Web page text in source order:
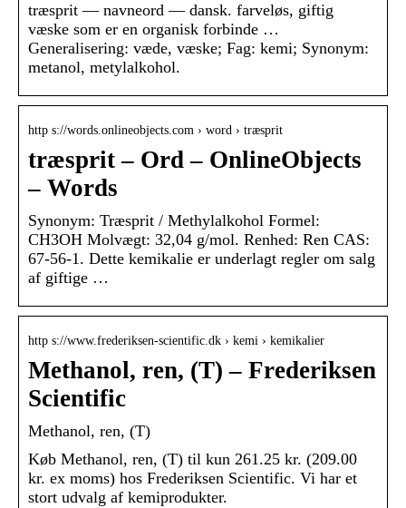
træsprit — navneord — dansk. farveløs, giftig
væske som er en organisk forbinde …
Generalisering: væde, væske; Fag: kemi; Synonym:
metanol, metylalkohol.
http s://words.onlineobjects.com › word › træsprit
træsprit – Ord – OnlineObjects
– Words
Synonym: Træsprit / Methylalkohol Formel:
CH3OH Molvægt: 32,04 g/mol. Renhed: Ren CAS:
67-56-1. Dette kemikalie er underlagt regler om salg
af giftige …
http s://www.frederiksen-scientific.dk › kemi › kemikalier
Methanol, ren, (T) – Frederiksen
Scientific
Methanol, ren, (T)
Køb Methanol, ren, (T) til kun 261.25 kr. (209.00
kr. ex moms) hos Frederiksen Scientific. Vi har et
stort udvalg af kemiprodukter.